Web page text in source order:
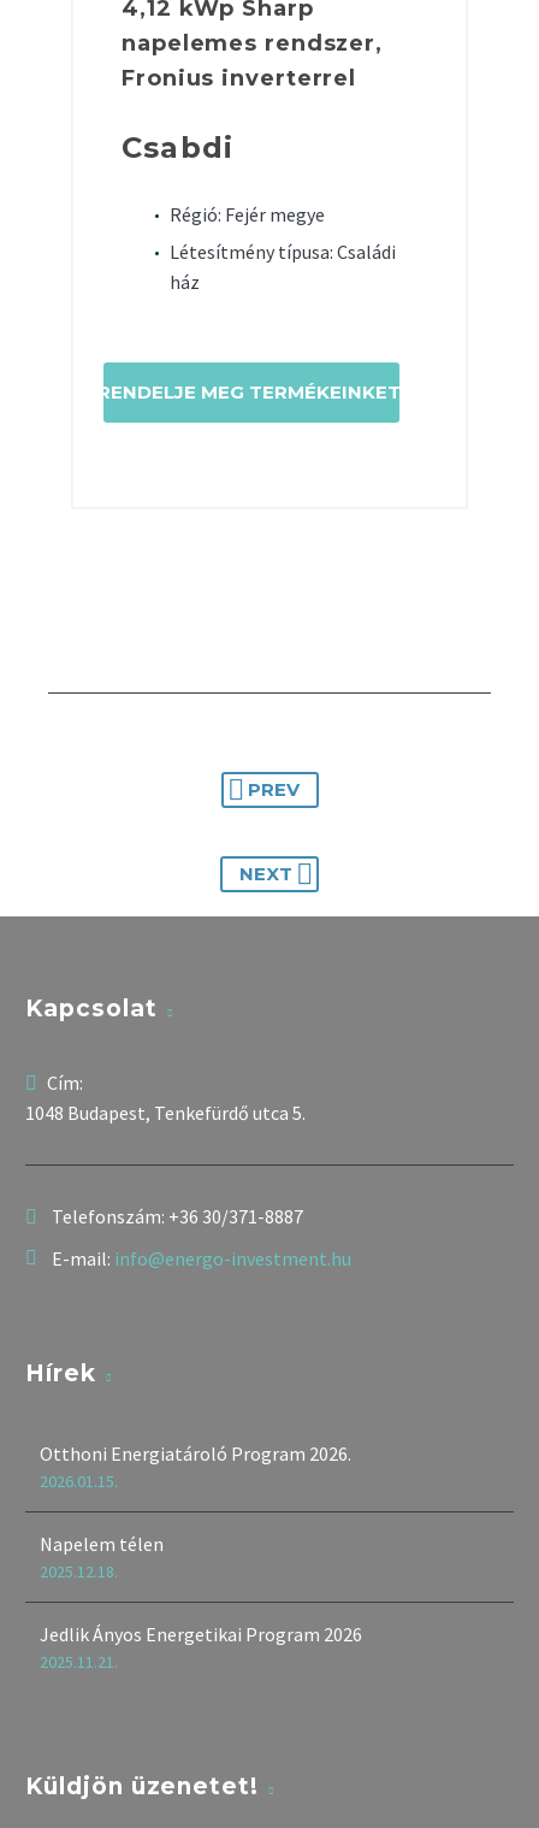
4,12 kWp Sharp
napelemes rendszer,
Fronius inverterrel
Csabdi
Régió: Fejér megye
Létesítmény típusa: Családi
ház
RENDELJE MEG TERMÉKEINKET!
PREV
NEXT
Kapcsolat
Cím:
1048 Budapest, Tenkefürdő utca 5.
Telefonszám: +36 30/371-8887
E-mail: info@energo-investment.hu
Hírek
Otthoni Energiatároló Program 2026.
2026.01.15.
Napelem télen
2025.12.18.
Jedlik Ányos Energetikai Program 2026
2025.11.21.
Küldjön üzenetet!